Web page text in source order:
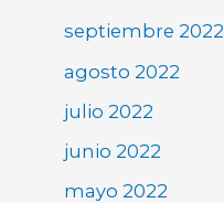
septiembre 2022
agosto 2022
julio 2022
junio 2022
mayo 2022